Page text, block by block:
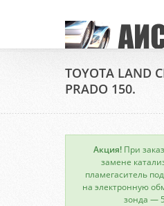
TOYOTA LAND
PRADO 150.
Акция! При
замене
пламегаситель
на электронную
зонда —